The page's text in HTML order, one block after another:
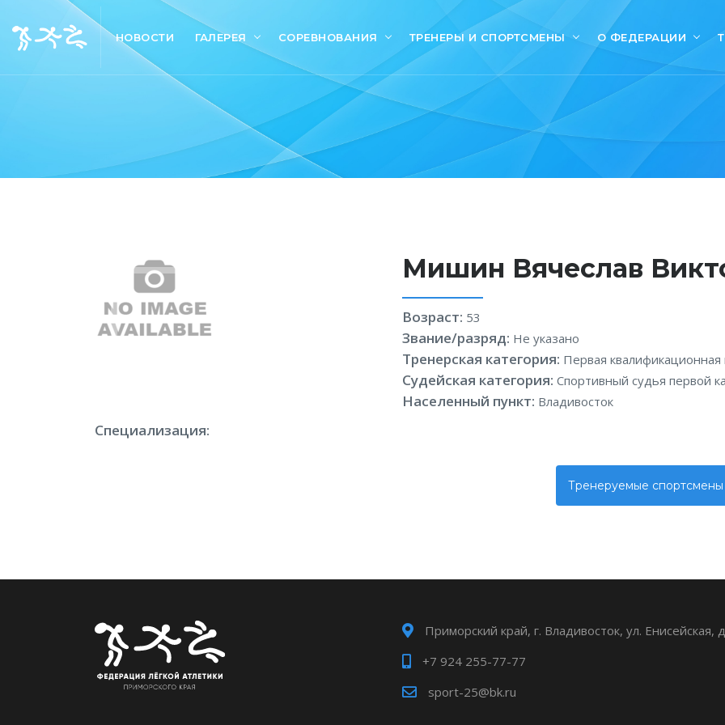
НОВОСТИ ГАЛЕРЕЯ СОРЕВНОВАНИЯ ТРЕНЕРЫ И СПОРТСМЕНЫ О ФЕДЕРАЦИИ
Мишин Вячеслав
Возраст: 53
Звание/разряд: Не указано
Тренерская категория: Первая квалификационная
Судейская категория: Спортивный судья первой
Населенный пункт: Владивосток
Специализация:
Тренеруемые спортсмены
Приморский край, г. Владивосток, ул. Енисейская,
+7 924 255-77-77
sport-25@bk.ru